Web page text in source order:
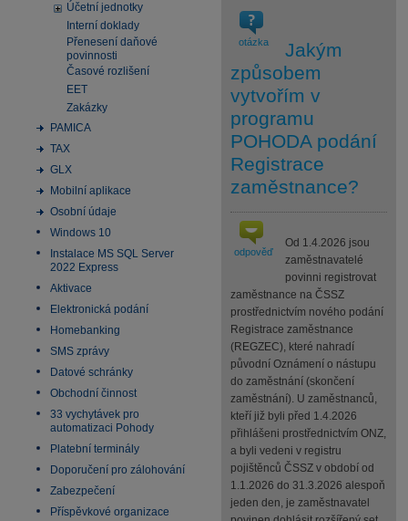
Účetní jednotky
Interní doklady
Přenesení daňové
povinnosti
Časové rozlišení
EET
Zakázky
PAMICA
TAX
GLX
Mobilní aplikace
Osobní údaje
Windows 10
Instalace MS SQL Server
2022 Express
Aktivace
Elektronická podání
Homebanking
SMS zprávy
Datové schránky
Obchodní činnost
33 vychytávek pro
automatizaci Pohody
Platební terminály
Doporučení pro zálohování
Zabezpečení
Příspěvkové organizace
otázka
Jakým
způsobem
vytvořím v
programu
POHODA podání
Registrace
zaměstnance?
odpověď
Od 1.4.2026 jsou
zaměstnavatelé
povinni registrovat
zaměstnance na ČSSZ
prostřednictvím nového podání
Registrace zaměstnance
(REGZEC), které nahradí
původní Oznámení o nástupu
do zaměstnání (skončení
zaměstnání). U zaměstnanců,
kteří již byli před 1.4.2026
přihlášeni prostřednictvím ONZ,
a byli vedeni v registru
pojištěnců ČSSZ v období od
1.1.2026 do 31.3.2026 alespoň
jeden den, je zaměstnavatel